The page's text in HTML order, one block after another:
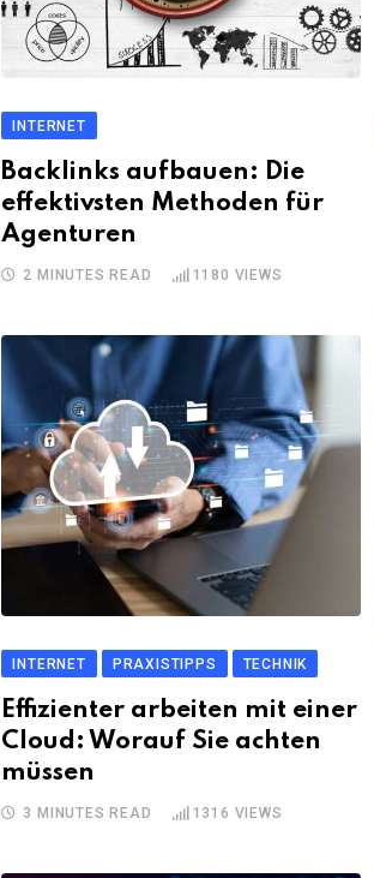
INTERNET
Backlinks aufbauen: Die
effektivsten Methoden für
Agenturen
2 MINUTES READ 1180 VIEWS
INTERNET PRAXISTIPPS TECHNIK
Effizienter arbeiten mit einer
Cloud: Worauf Sie achten
müssen
3 MINUTES READ 1316 VIEWS